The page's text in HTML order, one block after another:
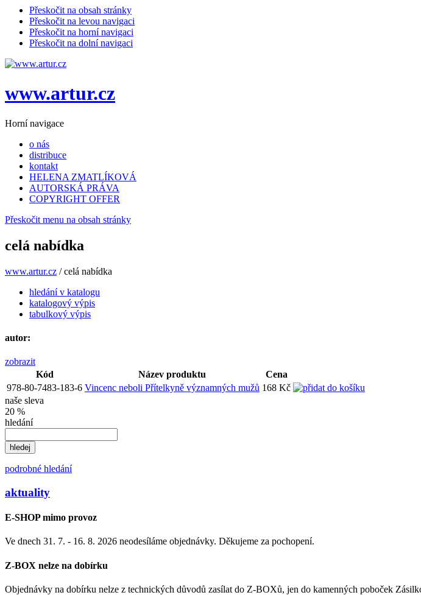
Přeskočit na obsah stránky
Přeskočit na levou navigaci
Přeskočit na horní navigaci
Přeskočit na dolní navigaci
www.artur.cz
Horní navigace
o nás
distribuce
kontakt
HELENA ZMATLÍKOVÁ
AUTORSKÁ PRÁVA
COPYRIGHT OFFER
Přeskočit menu na obsah stránky
celá nabídka
www.artur.cz /celá nabídka
hledání v katalogu
katalogový výpis
tabulkový výpis
autor:
zobrazit
Kód
Název produktu
Cena
978-80-7483-183-6 Vincenc neboli Přítelkyně významných mužů 168 Kč
naše sleva
20 %
hledání
podrobné hledání
aktuality
E-SHOP mimo provoz
Ve dnech 31. 7. - 16. 8. 2026 neodesíláme objednávky. Děkujeme za pochopení.
Z-BOX nelze na dobírku
Objednávky na dobírku nelze z technických důvodů zasílat do Z-BOXů, jen do kamenných poboček